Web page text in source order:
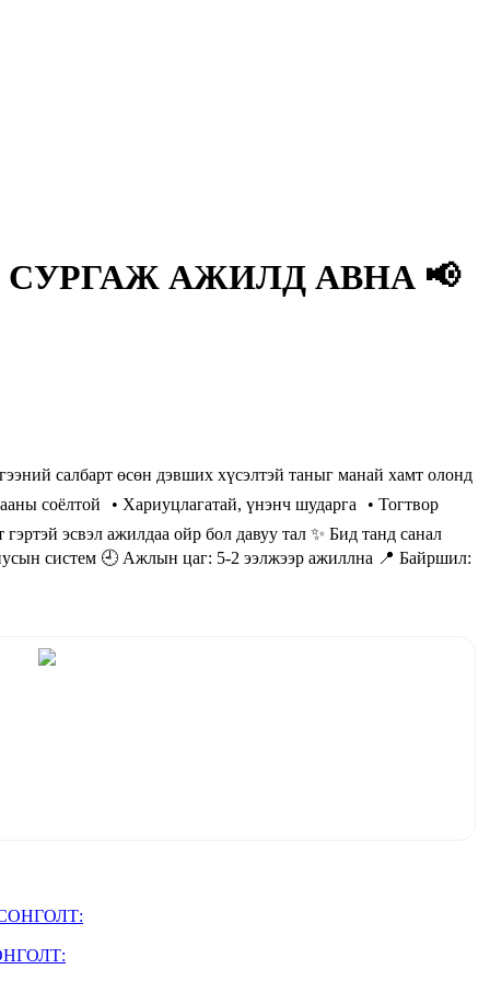
СУРГАЖ АЖИЛД АВНА 📢
өсөн дэвших хүсэлтэй таныг манай хамт олонд
соёлтой • Хариуцлагатай, үнэнч шударга • Тогтвор
эсвэл ажилдаа ойр бол давуу тал ✨ Бид танд санал
систем 🕘 Ажлын цаг: 5-2 ээлжээр ажиллна 📍 Байршил: